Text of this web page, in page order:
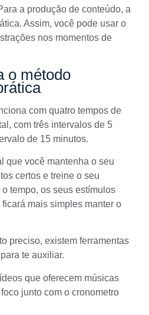
a produção de conteúdo, a
Assim, você pode usar o
nos momentos de
o método
com quatro tempos de
com três intervalos de 5
de 15 minutos.
que você mantenha o seu
certos e treine o seu
tempo, os seus estímulos
mais simples manter o
preciso, existem ferramentas
te auxiliar.
que oferecem músicas
junto com o cronometro